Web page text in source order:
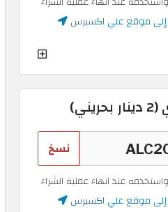
إلى موقع علي اكسبرس
نسخ
عند انهاء عملية الشراء
إلى موقع علي اكسبرس